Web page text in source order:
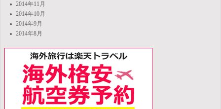
2014年11月
2014年10月
2014年9月
2014年8月